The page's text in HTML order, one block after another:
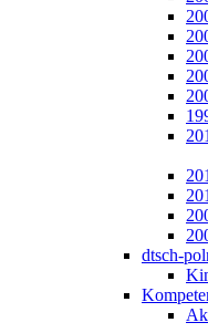
dtsch-